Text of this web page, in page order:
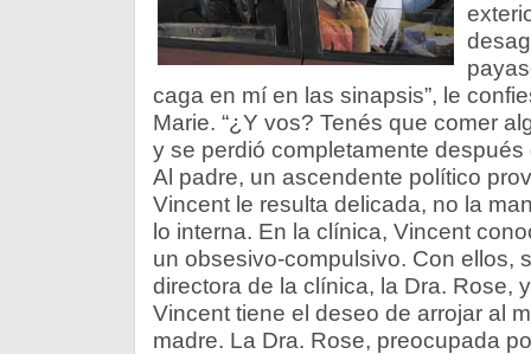
caga en mí en las sinapsis”, le
Marie. “¿Y vos? Tenés que comer
y se perdió completamente
Al padre, un ascendente político
Vincent le resulta delicada, no la
lo interna. En la clínica, Vincent
un obsesivo-compulsivo. Con ellos,
directora de la clínica, la Dra. Rose,
Vincent tiene el deseo de arrojar al
madre. La Dra. Rose, preocupada